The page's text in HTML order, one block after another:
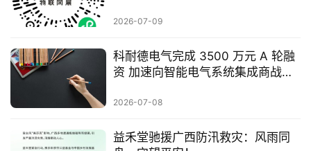
2026-07-09
科耐德电气完成 3500 万元 A 轮融
资 加速向智能电气系统集成商战略
2026-07-08
​益禾堂驰援广西防汛救灾：风雨同